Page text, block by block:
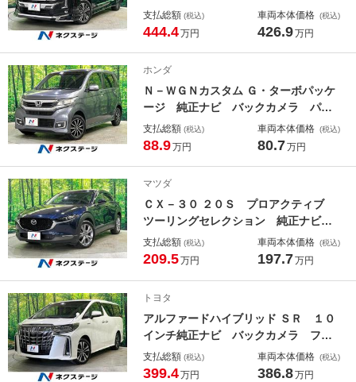
ＰＫＧ ディスプレイオーディオプラ
ス パノラミックビュー アドバンス
ートヒーター
支払総額 (税込)
444.4万円
車両本体価格 (税込)
426.9万円
ホンダ
Ｎ－ＷＧＮカスタム Ｇ・ターボパッケ
ージ 純正ナビ バックカメラ パド
ルシフト クルーズコントロール シ
ートヒーター オートライト ＨＩＤ
キー ＥＴＣ
支払総額 (税込)
88.9万円
車両本体価格 (税込)
80.7万円
マツダ
ＣＸ－３０ ２０Ｓ プロアクティブ
ツーリングセレクション 純正ナビ
全周囲カメラ 衝突軽減 レーダーク
ルーズ ブラインドスポット 誤発進
シート ステアリングヒーター シー
トヒーター
支払総額 (税込)
209.5万円
車両本体価格 (税込)
197.7万円
トヨタ
アルファードハイブリッド ＳＲ １０
インチ純正ナビ バックカメラ フリ
ップダウンモニター 両側電動スライ
ド パワーバックドア レーダークル
支払総額 (税込)
399.4万円
車両本体価格 (税込)
386.8万円